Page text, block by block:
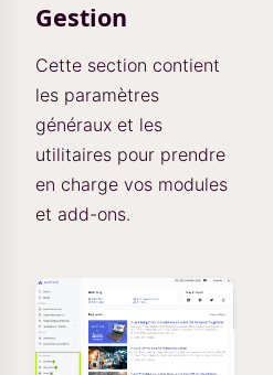
Gestion
Cette section contient
les paramètres
généraux et les
utilitaires pour prendre
en charge vos modules
et add-ons.